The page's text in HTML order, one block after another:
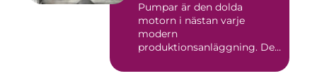
Pumpar är den dolda
motorn i nästan varje
modern
produktionsanläggning. De